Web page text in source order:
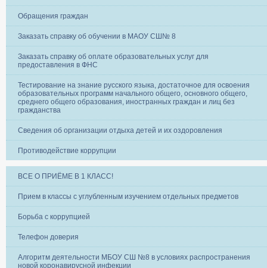
Обращения граждан
Заказать справку об обучении в МАОУ СШ№ 8
Заказать справку об оплате образовательных услуг для
предоставления в ФНС
Тестирование на знание русского языка, достаточное для освоения
образовательных программ начального общего, основного общего,
среднего общего образования, иностранных граждан и лиц без
гражданства
Сведения об организации отдыха детей и их оздоровления
Противодействие коррупции
ВСЕ О ПРИЁМЕ В 1 КЛАСС!
Прием в классы с углубленным изучением отдельных предметов
Борьба с коррупцией
Телефон доверия
Алгоритм деятельности МБОУ СШ №8 в условиях распространения
новой коронавирусной инфекции